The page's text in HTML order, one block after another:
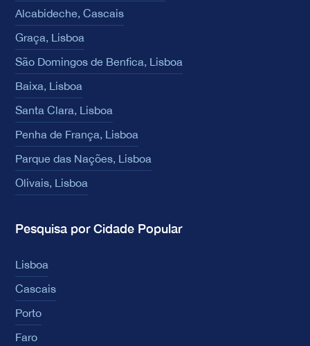
Alcabideche, Cascais
Graça, Lisboa
São Domingos de Benfica, Lisboa
Baixa, Lisboa
Santa Clara, Lisboa
Penha de França, Lisboa
Parque das Nações, Lisboa
Olivais, Lisboa
Pesquisa por Cidade Popular
Lisboa
Cascais
Porto
Faro